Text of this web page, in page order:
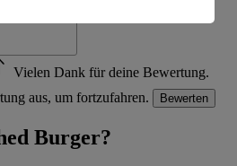
Vielen Dank für deine Bewertung.
aus, um fortzufahren.
Bewerten
Burger?
der Seite findest du